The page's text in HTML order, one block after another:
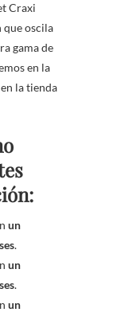
Craxi
que oscila
gama de
en la
la tienda
un
.
un
.
un